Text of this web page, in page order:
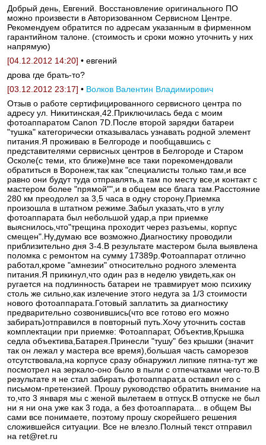
Добрый день, Евгений. Восстановление оригинального ПО
можно произвести в Авторизованном Сервисном Центре.
Рекомендуем обратится по адресам указанным в фирменном
гарантийном талоне. (стоимость и сроки можно уточнить у них
напрямую)
[04.12.2012 14:20] • евгений
дрова где брать-то?
[03.12.2012 23:17] • Волков Валентин Владимирович
Отзыв о работе сертифицированного сервисного центра по
адресу ул. Никитинская,42.Приключилась беда с моим
фотоаппаратом Canon 7D.После второй зарядки батареи
"тушка" категорически отказывалась узнавать родной элемент
питания.Я проживаю в Белгороде и пообщавшись с
представителями сервисных центров в Белгороде и Старом
Осколе(с теми, кто ближе)мне все таки порекомендовали
обратиться в Воронеж,так как "специалисты только там,и все
равно они будут туда отправлять,а там по месту все,и контакт с
мастером более "прямой"",и в общем все блага там.Расстояние
280 км преодолел за 3,5 часа в одну сторону.Приемка
произошла в штатном режиме.Забыл указать,что в углу
фотоаппарата был небольшой удар,а при приемке
выяснилось,что"трещина проходит через разъемы, корпус
смещен".Ну,думаю все возможно.Диагностику проводили
приблизительно дня 3-4.В результате мастером была выявлена
поломка с ремонтом на сумму 17389р.Фотоаппарат отлично
работал,кроме "амнезии" относительно родного элемента
питания.Я прикинул,что один раз в неделю увидеть,как он
ругается на подлинность батареи не травмирует мою психику
столь же сильно,как излечение этого недуга за 1/3 стоимости
нового фотоаппарата.Готовый заплатить за диагностику
предварительно созвонившись(что все готово его можно
забирать)отправился в повторный путь.Хочу уточнить состав
комплектации при приемке: Фотоаппарат, Объектив,Крышка
седла объектива,Батарея.Принесли "тушу" без крышки (значит
так он лежал у мастера все время),большая часть саморезов
отсутствовала,на корпусе сразу обнаружил липкие пятна-тут же
посмотрел на зеркало-оно было в пыли с отпечатками чего-то.В
результате я не стал забирать фотоаппарат,а оставил его с
письмом-претензией. Прошу руководство обратить внимание на
то,что 3 января мы с женой вылетаем в отпуск.В отпуске не был
ни я ни она уже как 3 года, а без фотоаппарата... в общем Вы
сами все понимаете, поэтому прошу скорейшего решения
сложившейся ситуации. Все не влезло.Полный текст отправил
на ret@ret.ru